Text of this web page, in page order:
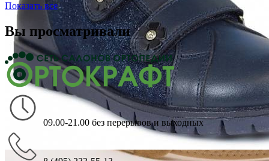
Показать все
Вы просматривали
09.00-21.00 без перерывов и выходных